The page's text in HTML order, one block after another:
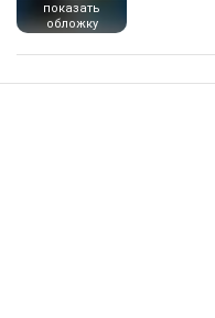
показать
обложку